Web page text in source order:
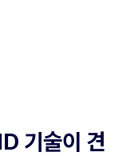
기술이 견